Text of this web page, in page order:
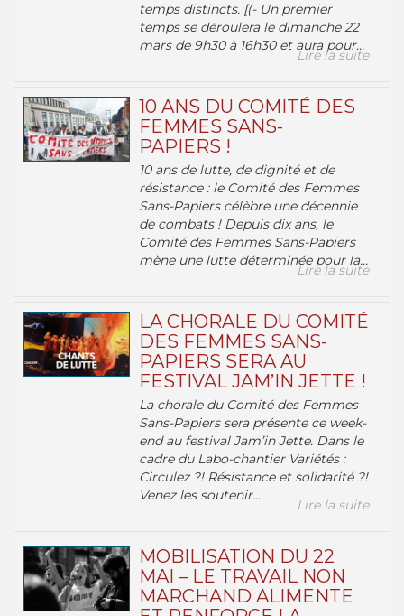
temps distincts. [(- Un premier
temps se déroulera le dimanche 22
mars de 9h30 à 16h30 et aura pour...
Lire la suite
10 ANS DU COMITÉ DES
FEMMES SANS-
PAPIERS !
10 ans de lutte, de dignité et de
résistance : le Comité des Femmes
Sans-Papiers célèbre une décennie
de combats ! Depuis dix ans, le
Comité des Femmes Sans-Papiers
mène une lutte déterminée pour la...
Lire la suite
LA CHORALE DU COMITÉ
DES FEMMES SANS-
PAPIERS SERA AU
FESTIVAL JAM’IN JETTE !
La chorale du Comité des Femmes
Sans-Papiers sera présente ce week-
end au festival Jam’in Jette. Dans le
cadre du Labo-chantier Variétés :
Circulez ?! Résistance et solidarité ?!
Venez les soutenir...
Lire la suite
MOBILISATION DU 22
MAI – LE TRAVAIL NON
MARCHAND ALIMENTE